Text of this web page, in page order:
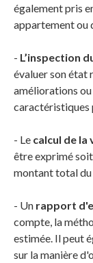
également pris
appartement ou
- L’inspection
évaluer son état
améliorations
caractéristiques
- Le calcul de
être exprimé
montant total du
- Un rapport
compte, la
estimée. Il peut
sur la manière